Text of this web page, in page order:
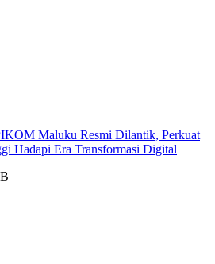
Maluku Resmi Dilantik, Perkuat
Hadapi Era Transformasi Digital